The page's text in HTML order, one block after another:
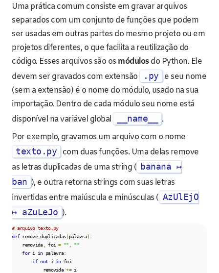
Uma prática comum consiste em gravar arquivos
separados com um conjunto de funções que podem
ser usadas em outras partes do mesmo projeto ou em
projetos diferentes, o que facilita a reutilização do
código. Esses arquivos são os módulosdo Python. Ele
devem ser gravados com extensão
.py
e seu nome
(sem a extensão) é o nome do módulo, usado na sua
importação. Dentro de cada módulo seu nome está
disponível na variável global
__name__
.
Por exemplo, gravamos um arquivo com o nome
texto.py
com duas funções. Uma delas remove
as letras duplicadas de uma string ( banana ↦
ban ), e outra retorna strings com suas letras
invertidas entre maiúscula e minúsculas ( AzUlEjO
↦ aZuLeJo ).
# arquivo texto.py
def remove_duplicadas(palavra):
    removida
, foi = ""
""
for i in palavra:
if not i in foi :
            removida
+= i